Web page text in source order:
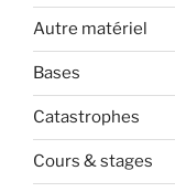
Autre matériel
Bases
Catastrophes
Cours & stages